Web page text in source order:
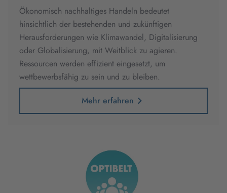
Ökonomisch nachhaltiges Handeln bedeutet
hinsichtlich der bestehenden und zukünftigen
Herausforderungen wie Klimawandel, Digitalisierung
oder Globalisierung, mit Weitblick zu agieren.
Ressourcen werden effizient eingesetzt, um
wettbewerbsfähig zu sein und zu bleiben.
Mehr erfahren